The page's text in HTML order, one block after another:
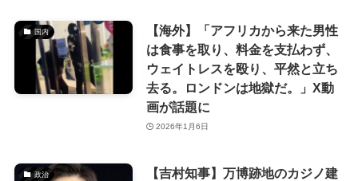
国内
【海外】「アフリカから来た男性
は食事を取り、料金を支払わず、
ウェイトレスを殴り、平然と立ち
去る。ロンドンは地獄だ。」X動
画が話題に
2026年1月6日
政治
【吉村知事】万博跡地のカジノ建